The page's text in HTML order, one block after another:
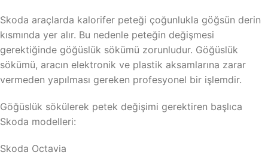
Skoda araçlarda kalorifer peteği çoğunlukla göğsün derin
kısmında yer alır. Bu nedenle peteğin değişmesi
gerektiğinde göğüslük sökümü zorunludur. Göğüslük
sökümü, aracın elektronik ve plastik aksamlarına zarar
vermeden yapılması gereken profesyonel bir işlemdir.
Göğüslük sökülerek petek değişimi gerektiren başlıca
Skoda modelleri:
Skoda Octavia